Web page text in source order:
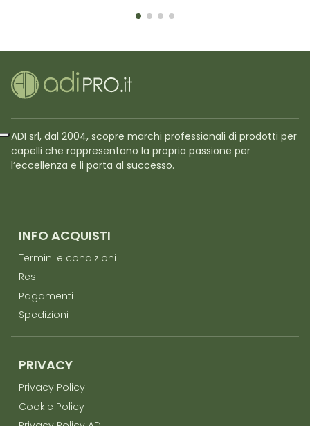
ADI srl, dal 2004, scopre marchi professionali di prodotti per
capelli che rappresentano la propria passione per
l’eccellenza e li porta al successo.
INFO ACQUISTI
Termini e condizioni
Resi
Pagamenti
Spedizioni
PRIVACY
Privacy Policy
Cookie Policy